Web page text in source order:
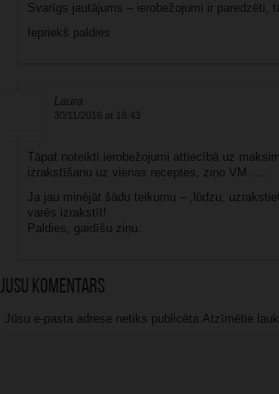
Svarīgs jautājums – ierobežojumi ir paredzēti,
Iepriekš paldies
Laura
30/11/2016 at 18:43
Tāpat noteikti ierobežojumi attiecībā uz
izrakstīšanu uz vienas receptes, ziņo VM…..
Ja jau minējāt šādu teikumu – ,lūdzu,
varēs izrakstīt!
Paldies, gaidīšu ziņu.
Jūsu komentārs
Jūsu e-pasta adrese netiks publicēta.Atzīmētie